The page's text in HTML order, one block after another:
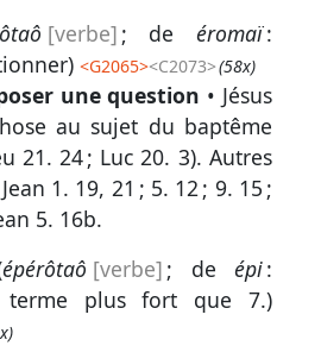
[verbe] ; de éromaï:
<G2065><C2073>(58x)
une question • Jésus
au sujet du baptême
21. 24; Luc 20. 3). Autres
Jean 1. 19, 21 ; 5. 12; 9. 15 ;
5. 16b.
épérôtaô [verbe] ; de épi:
plus fort que 7.)